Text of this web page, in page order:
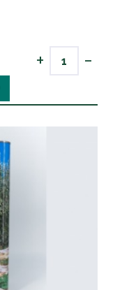
+ -